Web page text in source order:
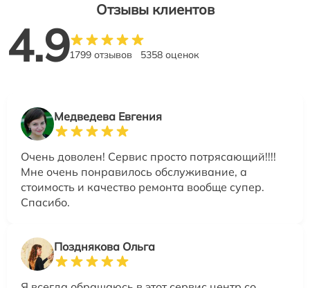
Отзывы клиентов
4.91799 отзывов 5358 оценок
Медведева Евгения
Очень доволен! Сервис просто потрясающий!!!!
Мне очень понравилось обслуживание, а
стоимость и качество ремонта вообще супер.
Спасибо.
Позднякова Ольга